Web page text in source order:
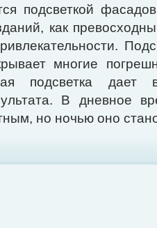
подсветкой
как
многие
подсветка дает
В дневное
но ночью оно